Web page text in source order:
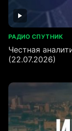
РАДИО СПУТНИК
Честная
(22.07.2026)